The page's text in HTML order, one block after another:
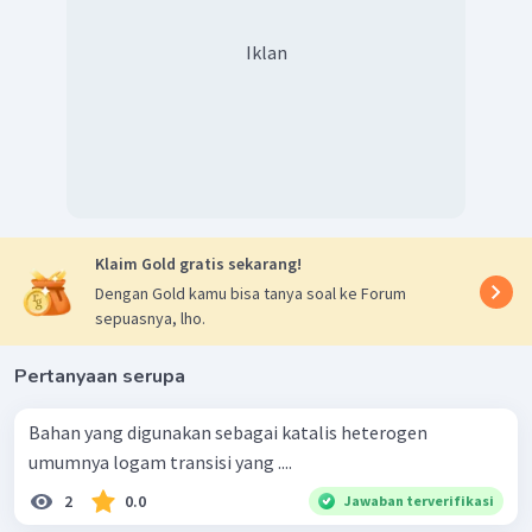
Jadi, dapat disimpulkan bahwa:
Iklan
Klaim Gold gratis sekarang!
Dengan Gold kamu bisa tanya soal ke Forum
sepuasnya, lho.
Pertanyaan serupa
Bahan yang digunakan sebagai katalis heterogen
umumnya logam transisi yang ....
2 0.0 Jawaban terverifikasi